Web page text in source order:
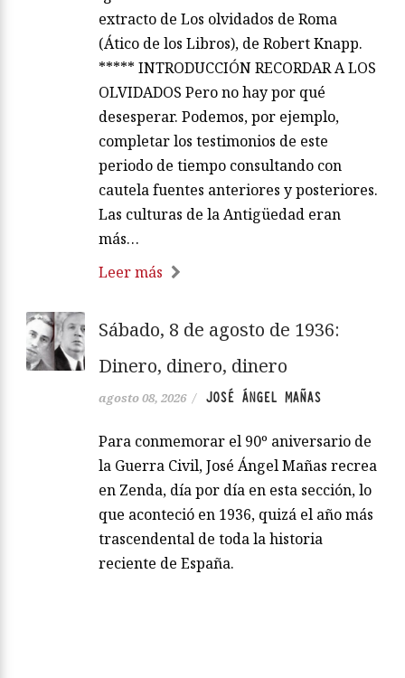
extracto de Los olvidados de Roma
(Ático de los Libros), de Robert Knapp.
***** INTRODUCCIÓN RECORDAR A LOS
OLVIDADOS Pero no hay por qué
desesperar. Podemos, por ejemplo,
completar los testimonios de este
periodo de tiempo consultando con
cautela fuentes anteriores y posteriores.
Las culturas de la Antigüedad eran
más…
Leer más
Sábado, 8 de agosto de 1936:
Dinero, dinero, dinero
agosto 08, 2026 / JOSÉ ÁNGEL MAÑAS
Para conmemorar el 90º aniversario de
la Guerra Civil, José Ángel Mañas recrea
en Zenda, día por día en esta sección, lo
que aconteció en 1936, quizá el año más
trascendental de toda la historia
reciente de España.